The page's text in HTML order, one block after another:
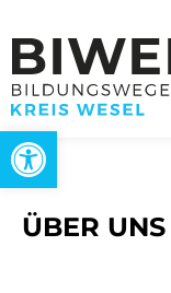
Werkzeugleiste öffnen
ÜBER UNS